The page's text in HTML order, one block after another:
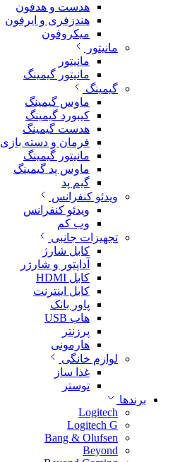
هدست و هدفون
هندزفری و ایرفون
میکروفون
مانیتور
مانیتور
مانیتور گیمینگ
گیمینگ
ماوس گیمینگ
کیبورد گیمینگ
هدست گیمینگ
فرمان و دسته بازی
مانیتور گیمینگ
ماوس پد گیمینگ
گیم پد
ویدئو کنفرانس
ویدئو کنفرانس
وب کم
تجهیزات جانبی
کابل شارژ
آداپتور و شارژر
کابل HDMI
کابل اینترنت
پاور بانک
هاب USB
پرزنتر
هارمونی
لوازم خانگی
غذا ساز
توستر
برندها
Logitech
Logitech G
Bang & Olufsen
Beyond